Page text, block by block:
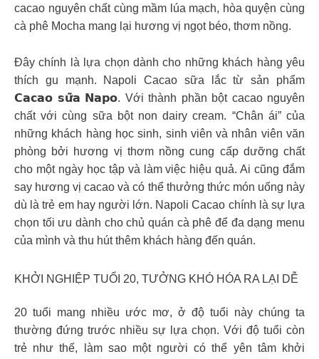
cacao nguyên chất cùng mầm lúa mạch, hòa quyện cùng
cà phê Mocha mang lại hương vị ngọt béo, thơm nồng.
Đây chính là lựa chọn dành cho những khách hàng yêu
thích gu mạnh. Napoli Cacao sữa lắc từ sản phẩm
𝗖𝗮𝗰𝗮𝗼 𝘀𝘂̛̃𝗮 𝗡𝗮𝗽𝗼. Với thành phần bột cacao nguyên
chất với cùng sữa bột non dairy cream. “Chân ái” của
những khách hàng học sinh, sinh viên và nhân viên văn
phòng bởi hương vị thơm nồng cung cấp dưỡng chất
cho một ngày học tập và làm việc hiệu quả. Ai cũng đắm
say hương vị cacao và có thể thưởng thức món uống này
dù là trẻ em hay người lớn. Napoli Cacao chính là sự lựa
chọn tối ưu dành cho chủ quán cà phê để đa dạng menu
của mình và thu hút thêm khách hàng đến quán.
KHỞI NGHIỆP TUỔI 20, TƯỞNG KHÓ HÓA RA LẠI DỄ
20 tuổi mang nhiều ước mơ, ở độ tuổi này chúng ta
thường đứng trước nhiều sự lựa chọn. Với độ tuổi còn
trẻ như thế, làm sao một người có thể yên tâm khởi